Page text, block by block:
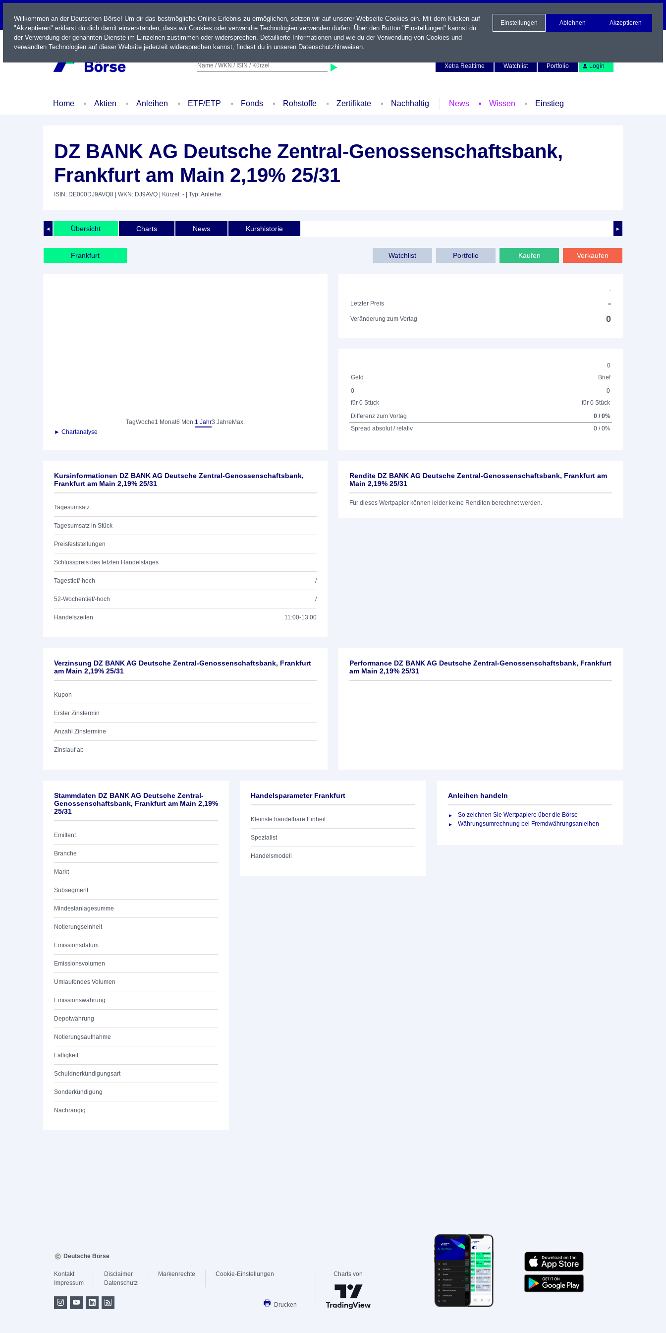
LIVE
Name / WKN / ISIN / Kürzel
Xetra Realtime
Watchlist Portfolio Login
Home Aktien Anleihen ETF/ETP Fonds Rohstoffe Zertifikate Nachhaltig News Wissen Einstieg
DZ BANK AG Deutsche Zentral-Genossenschaftsbank,
Frankfurt am Main 2,19% 25/31
ISIN: DE000DJ9AVQ8 | WKN: DJ9AVQ | Kürzel: - | Typ: Anleihe
◄ ►
Übersicht Charts News Kurshistorie
Frankfurt Verkaufen
Kaufen
Portfolio
Watchlist
TagWoche1 Monat6 Mon.1 Jahr3 Jahre Max.
► Chartanalyse
-
Letzter Preis
-
Veränderung zum Vortag 0
0
Geld
Brief
0
für 0 Stück
0
für 0 Stück
Differenz zum Vortag
0 / 0%
Spread absolut / relativ
0 / 0%
Kursinformationen DZ BANK AG Deutsche Zentral-Genossenschaftsbank,
Frankfurt am Main 2,19% 25/31
Tagesumsatz
Tagesumsatz in Stück
Preisfeststellungen
Schlusspreis des letzten Handelstages
Tagestief/-hoch /
52-Wochentief/-hoch /
Handelszeiten 11:00-13:00
Rendite DZ BANK AG Deutsche Zentral-Genossenschaftsbank, Frankfurt am
Main 2,19% 25/31
Für dieses Wertpapier können leider keine Renditen berechnet werden.
Verzinsung DZ BANK AG Deutsche Zentral-Genossenschaftsbank, Frankfurt
am Main 2,19% 25/31
Kupon
Erster Zinstermin
Anzahl Zinstermine
Zinslauf ab
Performance DZ BANK AG Deutsche Zentral-Genossenschaftsbank, Frankfurt
am Main 2,19% 25/31
Stammdaten DZ BANK AG Deutsche Zentral-
Genossenschaftsbank, Frankfurt am Main 2,19%
25/31
Emittent
Branche
Markt
Subsegment
Mindestanlagesumme
Notierungseinheit
Emissionsdatum
Emissionsvolumen
Umlaufendes Volumen
Emissionswährung
Depotwährung
Notierungsaufnahme
Fälligkeit
Schuldnerkündigungsart
Sonderkündigung
Nachrangig
Handelsparameter Frankfurt
Kleinste handelbare Einheit
Spezialist
Handelsmodell
Anleihen handeln
So zeichnen Sie Wertpapiere über die Börse
Währungsumrechnung bei Fremdwährungsanleihen
Willkommen an der Deutschen Börse! Um dir das bestmögliche Online-Erlebnis zu ermöglichen, setzen wir auf unserer Webseite Cookies ein. Mit dem Klicken auf
"Akzeptieren" erklärst du dich damit einverstanden, dass wir Cookies oder verwandte Technologien verwenden dürfen. Über den Button "Einstellungen" kannst du
der Verwendung der genannten Dienste im Einzelnen zustimmen oder widersprechen. Detaillierte Informationen und wie du der Verwendung von Cookies und
verwandten Technologien auf dieser Website jederzeit widersprechen kannst, findest du in unseren Datenschutzhinweisen.
Einstellungen Ablehnen Akzeptieren
Deutsche Börse
Kontakt
Impressum
Disclaimer
Datenschutz
Markenrechte Cookie-Einstellungen
Drucken
Charts von